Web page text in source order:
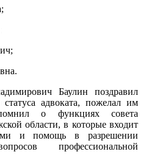
Баулин поздравил
адвоката, пожелал им
о функциях совета
области, в которые входит
и помощь в разрешении
профессиональной